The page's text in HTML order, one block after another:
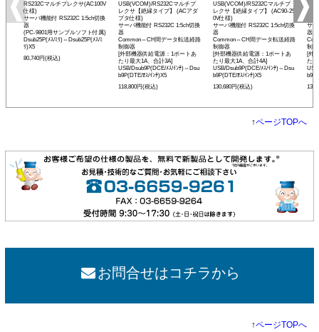
RS232Cマルチプレクサ(AC100V
仕様)
サーバ機能付 RS232C 1:5ch切換
器
(PC-9801用サンプルソフト付属)
Dsub25P(ﾒｽ/ﾐﾘ)⇔Dsub25P(ﾒｽ/ﾐ
ﾘ)X5
80,740円(税込)
USB(VCOM)/RS232Cマルチプ
レクサ【絶縁タイプ】 (ACアダ
プタ仕様)
サーバ機能付 RS232C 1:5ch切換
器
Common⇔CH間データ転送経路
制御器
[外部機器供給電源：1ポートあ
たり最大1A、合計3A]
USB/Dsub9P(DCE/ﾒｽ/ｲﾝﾁ)⇔Dsu
b9P(DTE/ｵｽ/ｲﾝﾁ)X5
118,800円(税込)
USB(VCOM)/RS232Cマルチプ
レクサ【絶縁タイプ】 (AC90-25
0V仕様)
サーバ機能付 RS232C 1:5ch切換
器
Common⇔CH間データ転送経路
制御器
[外部機器供給電源：1ポートあ
たり最大1A、合計4A]
USB/Dsub9P(DCE/ﾒｽ/ｲﾝﾁ)⇔Dsu
b9P(DTE/ｵｽ/ｲﾝﾁ)X5
130,680円(税込)
レ
サ
器
制
[外
た
↑ページTOPへ
お問合せはコチラから
↑ページTOPへ